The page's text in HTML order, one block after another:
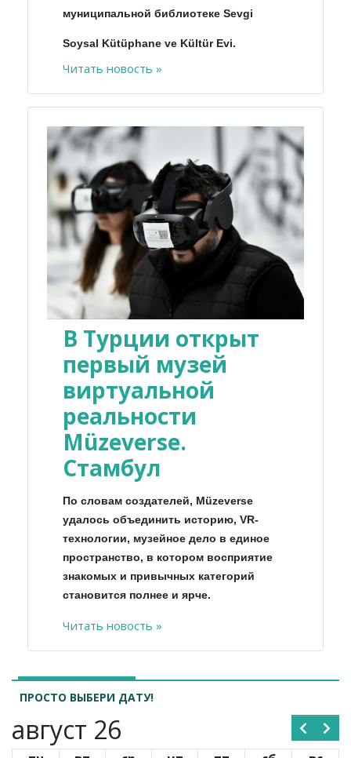
муниципальной библиотеке Sevgi
Soysal Kütüphane ve Kültür Evi.
Читать новость »
В Турции открыт
первый музей
виртуальной
реальности
Müzeverse.
Стамбул
По словам создателей, Müzeverse
удалось объединить историю, VR-
технологии, музейное дело в единое
пространство, в котором восприятие
знакомых и привычных категорий
становится полнее и ярче.
Читать новость »
ПРОСТО ВЫБЕРИ ДАТУ!
август 26